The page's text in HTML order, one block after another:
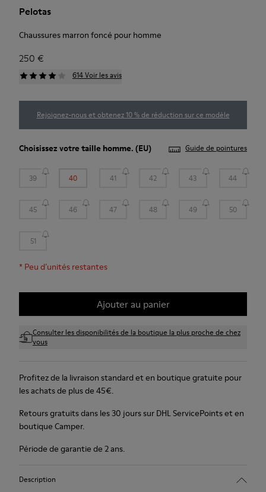
Pelotas
Chaussures marron foncé pour homme
250 €
614 Voir les avis
Rejoignez-nous et obtenez 10 % de réduction sur ce modèle
Choisissez votre taille homme. (EU) Guide de pointures
39 40 41 42 43 44
45 46 47 48 49 50
51
* Peu d’unités restantes
Ajouter au panier
Consulter les disponibilités de la boutique la plus proche de chez
vous
Profitez de la livraison standard et en boutique gratuite pour
les achats de plus de 45€.
Retours gratuits dans les 30 jours sur DHL ServicePoints et en
boutique Camper.
Période de garantie de 2 ans.
Description